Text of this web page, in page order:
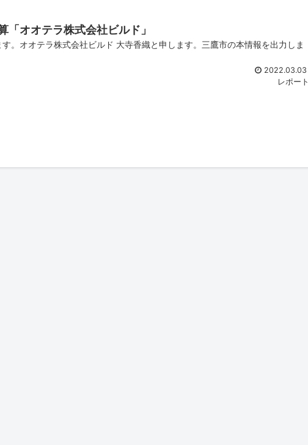
「オオテラ株式会社ビルド」
。オオテラ株式会社ビルド 大寺香織と申します。三鷹市の本情報を出力しま
2022.03.03
レポート